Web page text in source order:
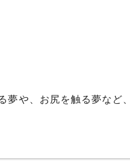
夢や、お尻を触る夢など